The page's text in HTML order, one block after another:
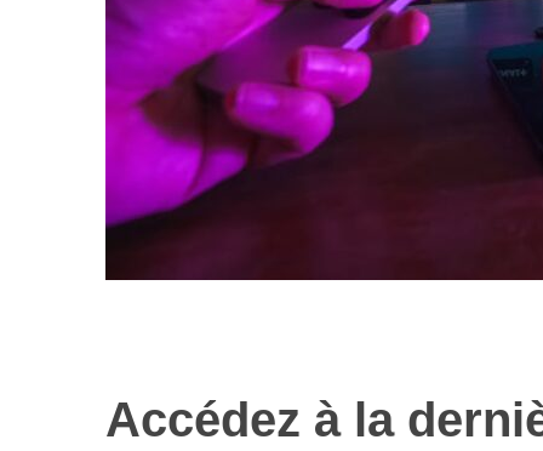
Accédez à laLes nouvelles